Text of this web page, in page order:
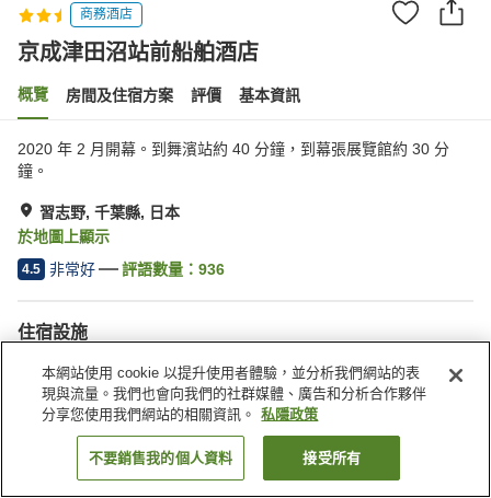
商務酒店
京成津田沼站前船舶酒店
概覽 房間及住宿方案 評價 基本資訊
2020 年 2 月開幕。到舞濱站約 40 分鐘，到幕張展覽館約 30 分
鐘。
習志野, 千葉縣, 日本
於地圖上顯示
4.5 非常好 評語數量： 936
住宿設施
Wi-Fi
步行 5 分鐘可到車站
全幢禁煙
自動販賣機
找客房
本網站使用 cookie 以提升使用者體驗，並分析我們網站的表
現與流量。我們也會向我們的社群媒體、廣告和分析合作夥伴
分享您使用我們網站的相關資訊。
私隱政策
不要銷售我的個人資料 接受所有